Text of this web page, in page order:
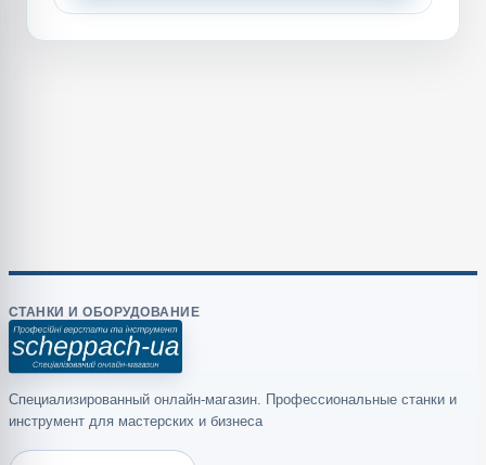
СТАНКИ И ОБОРУДОВАНИЕ
Специализированный онлайн-магазин. Профессиональные станки и
инструмент для мастерских и бизнеса